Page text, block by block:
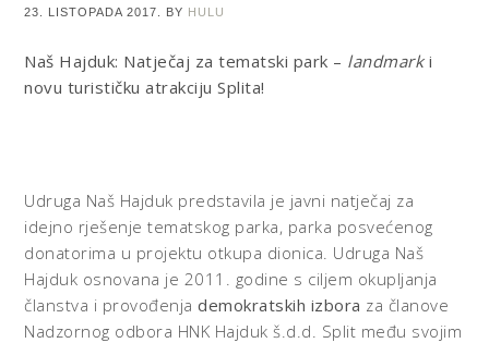
23. LISTOPADA 2017. BY HULU
Naš Hajduk: Natječaj za tematski park – landmarki
novu turističku atrakciju Splita!
Udruga Naš Hajduk predstavila je javni natječaj za
idejno rješenje tematskog parka, parka posvećenog
donatorima u projektu otkupa dionica. Udruga Naš
Hajduk osnovana je 2011. godine s ciljem okupljanja
članstva i provođenjademokratskih izbora za članove
Nadzornog odbora HNK Hajduk š.d.d. Split među svojim